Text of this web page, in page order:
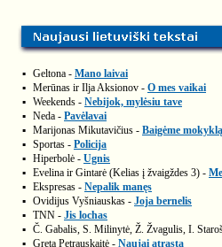
▪ Geltona - Mano laivai
▪ Merūnas ir Ilja Aksionov - O mes vaikai
▪ Weekends - Nebijok, mylėsiu tave
▪ Neda - Pavėlavai
▪ Marijonas Mikutavičius - Baigėme mokyklą
▪ Sportas - Policija
▪ Hiperbolė - Ugnis
▪ Evelina ir Gintarė (Kelias į žvaigždes 3) -
▪ Ekspresas - Nepalik manęs
▪ Ovidijus Vyšniauskas - Joja bernelis
▪ TNN - Jis lochas
▪ Č. Gabalis, S. Milinytė, Ž. Žvagulis, I.
▪ Greta Petrauskaitė - Naujai atrasta